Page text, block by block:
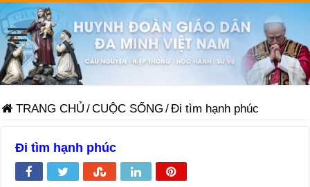
TRANG CHỦ /CUỘC SỐNG /Đi tìm hạnh phúc
Đi tìm hạnh phúc